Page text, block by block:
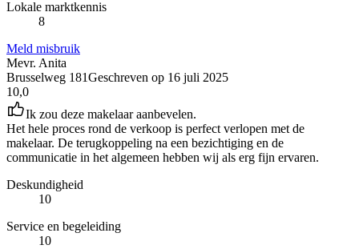
Lokale marktkennis
8
Meld misbruik
Mevr. Anita
Brusselweg 181Geschreven op 16 juli 2025
10,0
Ik zou deze makelaar aanbevelen.
Het hele proces rond de verkoop is perfect verlopen met de
makelaar. De terugkoppeling na een bezichtiging en de
communicatie in het algemeen hebben wij als erg fijn ervaren.
Deskundigheid
10
Service en begeleiding
10